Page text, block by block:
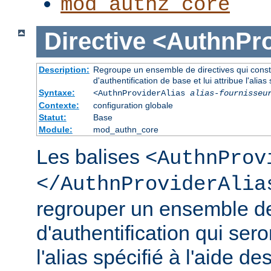
mod_authz_core
Directive
Description: Regroupe un ensemble de directives qui
d'authentification de base et lui attribue l'alias
Syntaxe:
<AuthnProviderAlias alias-
Contexte:
configuration globale
Statut:
Base
Module:
mod_authn_core
Les balises
</
regrouper un ensemble
d'authentification qui
l'alias spécifié à l'aide